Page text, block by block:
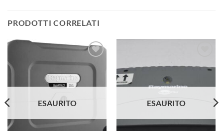
PRODOTTI CORRELATI
Aggiungi
alla lista
ESAURITO
alla lista
ESAURITO